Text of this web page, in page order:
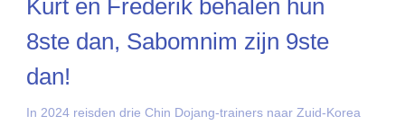
Kurt en Frederik behalen hun
8ste dan, Sabomnim zijn 9ste
dan!
In 2024 reisden drie Chin Dojang-trainers naar Zuid-Korea